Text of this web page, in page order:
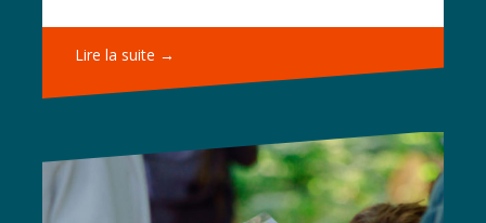
Lire la suite →